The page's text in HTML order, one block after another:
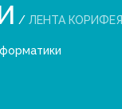
/ ЛЕНТА КОРИФЕЯ